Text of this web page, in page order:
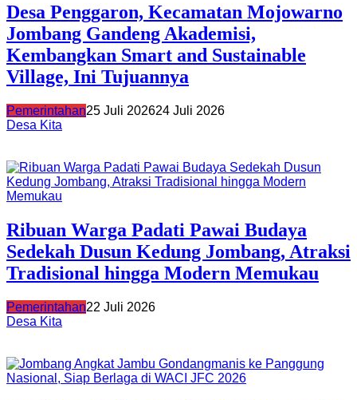
Desa Penggaron, Kecamatan Mojowarno
Jombang Gandeng Akademisi,
Kembangkan Smart and Sustainable
Village, Ini Tujuannya
Pemerintahan25 Juli 202624 Juli 2026
Desa Kita
Ribuan Warga Padati Pawai Budaya
Sedekah Dusun Kedung Jombang, Atraksi
Tradisional hingga Modern Memukau
Pemerintahan22 Juli 2026
Desa Kita